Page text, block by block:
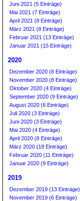
Juni 2021 (5 Einträge)
Mai 2021 (7 Einträge)
April 2021 (8 Einträge)
März 2021 (8 Einträge)
Februar 2021 (13 Einträge)
Januar 2021 (15 Einträge)
2020
Dezember 2020 (8 Einträge)
November 2020 (8 Einträge)
Oktober 2020 (4 Einträge)
September 2020 (9 Einträge)
August 2020 (6 Einträge)
Juli 2020 (3 Einträge)
Juni 2020 (3 Einträge)
Mai 2020 (4 Einträge)
April 2020 (8 Einträge)
März 2020 (18 Einträge)
Februar 2020 (11 Einträge)
Januar 2020 (9 Einträge)
2019
Dezember 2019 (13 Einträge)
November 2019 (6 Einträge)